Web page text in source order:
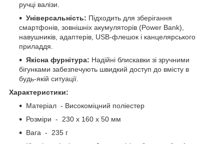
ручці валізи.
Універсальність: Підходить для зберігання
смартфонів, зовнішніх акумуляторів (Power Bank),
навушників, адаптерів, USB-флешок і канцелярського
приладдя.
Якісна фурнітура: Надійні блискавки зі зручними
бігунками забезпечують швидкий доступ до вмісту в
будь-якій ситуації.
Характеристики:
Матеріал - Високоміцний поліестер
Розміри - 230 x 160 x 50 мм
Вага - 235 г